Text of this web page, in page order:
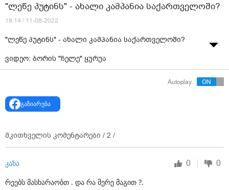
"ლეწე პუტინს" - ახალი კამპანია საქართველოში?
18:14 / 11-08-2022
"ლეწე პუტინს" - ახალი კამპანია საქართველოში?
ვიდეო: ბორის "ჩელე" ყურუა
Autoplay
გაზიარება
მკითხველის კომენტარები / 2 /
კახა 0 0
რეებს მასხარაობთ . და რა მერე მაგით ?.